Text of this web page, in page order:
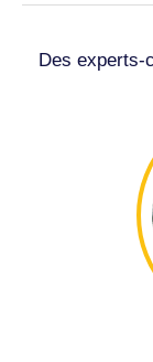
Des experts-